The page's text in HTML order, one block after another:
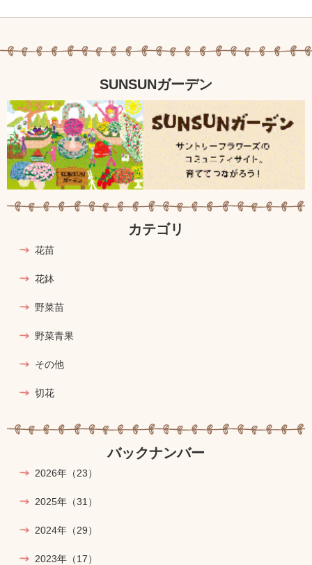
SUNSUNガーデン
カテゴリ
花苗
花鉢
野菜苗
野菜青果
その他
切花
バックナンバー
2026年 （23）
2025年 （31）
2024年 （29）
2023年 （17）